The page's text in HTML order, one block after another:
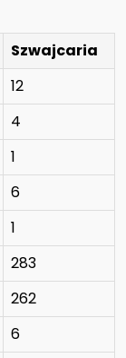
Szwajcaria
12
4
1
6
1
283
262
6